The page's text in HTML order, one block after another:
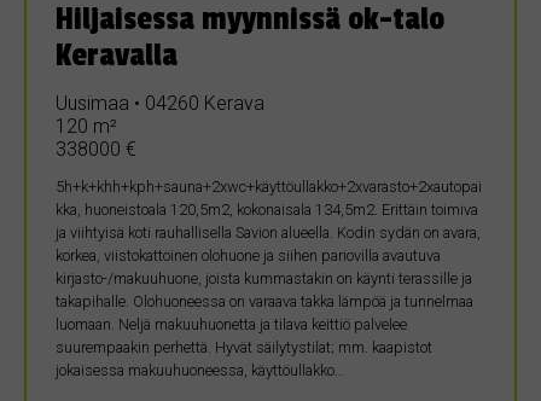
Hiljaisessa myynnissä ok-talo
Keravalla
Uusimaa • 04260 Kerava
120 m²
338000 €
5h+k+khh+kph+sauna+2xwc+käyttöullakko+2xvarasto+2xautopai
kka, huoneistoala 120,5m2, kokonaisala 134,5m2. Erittäin toimiva
ja viihtyisä koti rauhallisella Savion alueella. Kodin sydän on avara,
korkea, viistokattoinen olohuone ja siihen pariovilla avautuva
kirjasto-/makuuhuone, joista kummastakin on käynti terassille ja
takapihalle. Olohuoneessa on varaava takka lämpöä ja tunnelmaa
luomaan. Neljä makuuhuonetta ja tilava keittiö palvelee
suurempaakin perhettä. Hyvät säilytystilat; mm. kaapistot
jokaisessa makuuhuoneessa, käyttöullakko…